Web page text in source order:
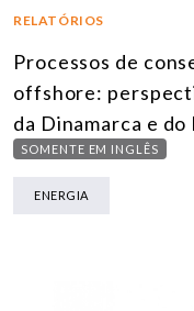
RELATÓRIOS
Processos de
offshore:
da Dinamarca e do
SOMENTE EM INGLÊS
ENERGIA